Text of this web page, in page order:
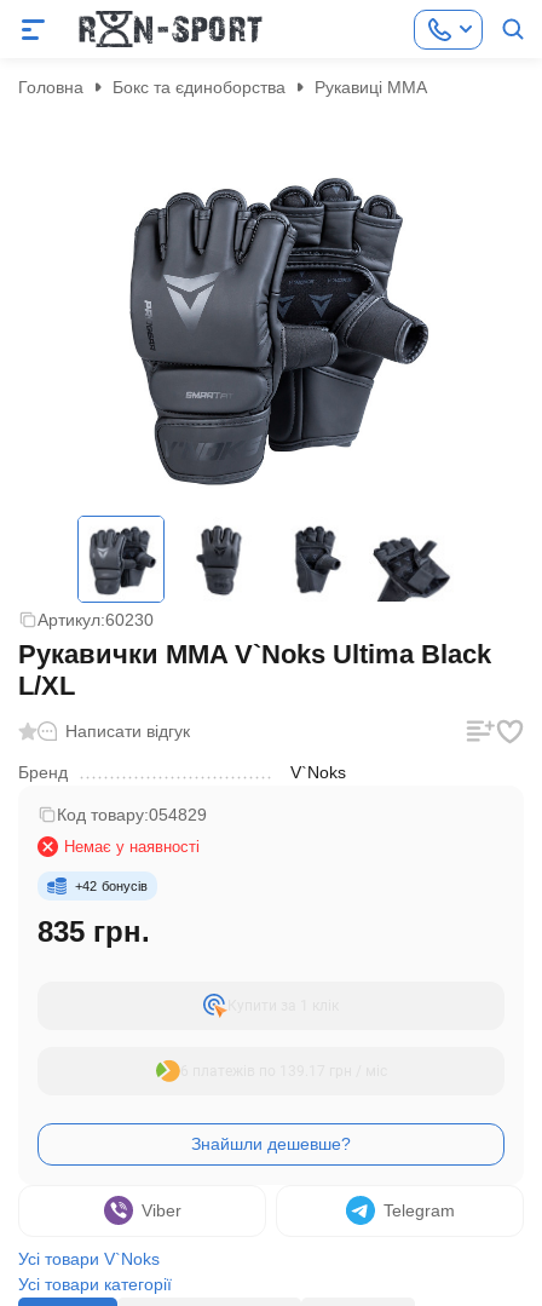
Головна Бокс та єдиноборства Рукавиці ММА
Артикул:60230
Рукавички MMA V`Noks Ultima Black
L/XL
Написати відгук
Бренд V`Noks
Код товару:054829
Немає у наявності
+42 бонусів
835 грн.
6 платежів по 139.17 грн / міс
Viber Telegram
Усі товари V`Noks
Усі товари категорії